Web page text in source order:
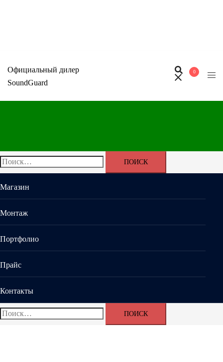
Официальный дилер
SoundGuard
0
Найти:
Магазин
Монтаж
Портфолио
Прайс
Контакты
Найти: